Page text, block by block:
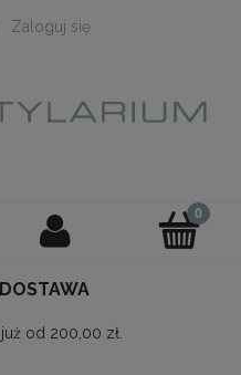
Zaloguj się
od 200,00 zł.